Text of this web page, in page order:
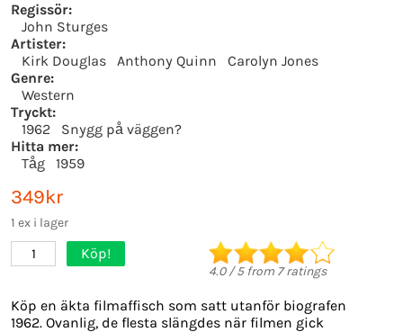
Regissör:
John Sturges
Artister:
Kirk Douglas
Anthony Quinn
Carolyn Jones
Genre:
Western
Tryckt:
1962
Snygg på väggen?
Hitta mer:
Tåg
1959
349kr
1 ex i lager
1 Köp!
4.0/5from 7ratings
Köp en äkta filmaffisch som satt utanför biografen
1962. Ovanlig, de flesta slängdes när filmen gick